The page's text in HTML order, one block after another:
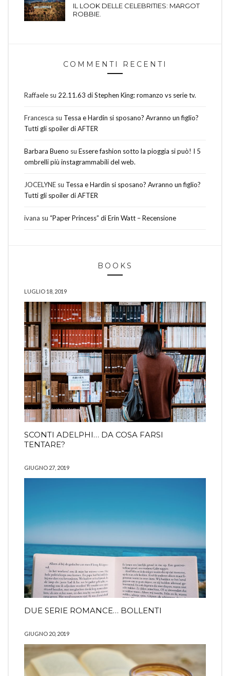
IL LOOK DELLE CELEBRITIES: MARGOT
ROBBIE.
COMMENTI RECENTI
Raffaele su 22.11.63 di Stephen King: romanzo vs serie tv.
Francesca su Tessa e Hardin si sposano? Avranno un figlio?
Tutti gli spoiler di AFTER
Barbara Bueno su Essere fashion sotto la pioggia si può! I 5
ombrelli più instagrammabili del web.
JOCELYNE su Tessa e Hardin si sposano? Avranno un figlio?
Tutti gli spoiler di AFTER
ivana su “Paper Princess” di Erin Watt – Recensione
BOOKS
LUGLIO 18, 2019
SCONTI ADELPHI… DA COSA FARSI
TENTARE?
GIUGNO 27, 2019
DUE SERIE ROMANCE… BOLLENTI
GIUGNO 20, 2019